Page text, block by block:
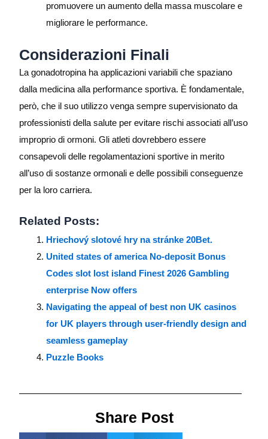
promuovere un aumento della massa muscolare e
migliorare le performance.
Considerazioni Finali
La gonadotropina ha applicazioni variabili che spaziano
dalla medicina alla performance sportiva. È fondamentale,
però, che il suo utilizzo venga sempre supervisionato da
professionisti della salute per evitare rischi associati all’uso
improprio di ormoni. Gli atleti dovrebbero essere
consapevoli delle regolamentazioni sportive in merito
all’uso di sostanze ormonali e delle possibili conseguenze
per la loro carriera.
Related Posts:
Hriechový slotové hry na stránke 20Bet.
United states of america No-deposit Bonus
Codes slot lost island Finest 2026 Gambling
enterprise Now offers
Navigating the appeal of best non UK casinos
for UK players through user-friendly design and
seamless gameplay
Puzzle Books
Share Post